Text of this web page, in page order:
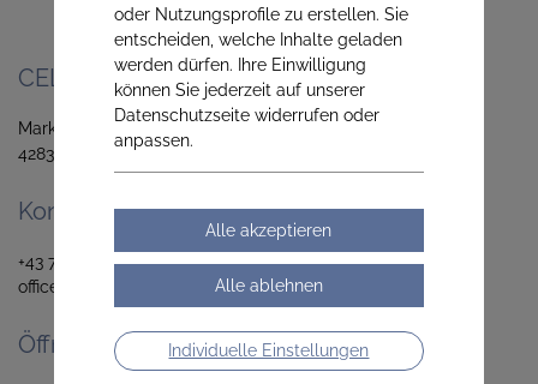
oder Nutzungsprofile zu erstellen. Sie
entscheiden, welche Inhalte geladen
werden dürfen. Ihre Einwilligung
können Sie jederzeit auf unserer
Datenschutzseite widerrufen oder
anpassen.
Individuelle Einstellungen
CELLA APOTHEKE
Marktplatz 28/3
4283 Bad Zell
Kontaktieren Sie uns
+43 7263 20514
office@cella-apotheke.at
Öffnungszeiten